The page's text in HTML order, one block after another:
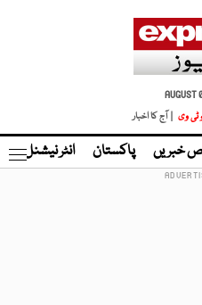
ٹی وی | آج کا اخبار
خبریں پاکستان انٹر نیشنل